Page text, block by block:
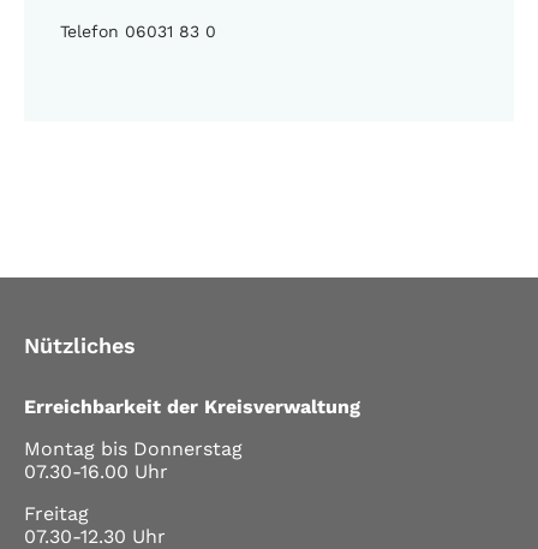
Telefon 06031 83 0
Nützliches
Erreichbarkeit der Kreisverwaltung
Montag bis Donnerstag
07.30-16.00 Uhr
Freitag
07.30-12.30 Uhr